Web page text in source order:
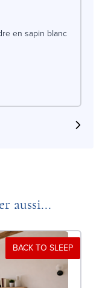
en sapin blanc
aussi...
BACK TO SLEEP